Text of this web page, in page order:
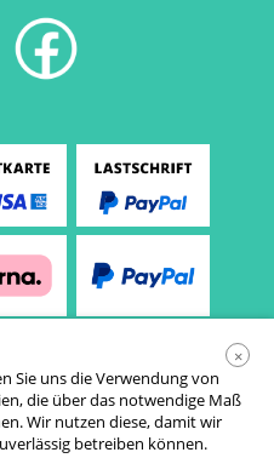
×
Sie uns die Verwendung von
die über das notwendige Maß
Wir nutzen diese, damit wir
betreiben können.